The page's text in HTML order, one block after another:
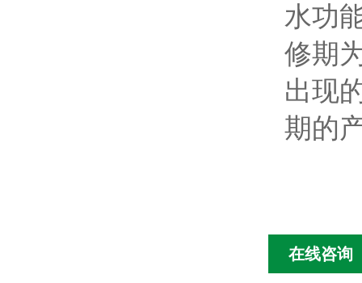
水功
修期
出现
期的
在线咨询